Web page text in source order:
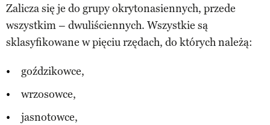
Zalicza się je do grupy okrytonasiennych, przede
wszystkim – dwuliściennych. Wszystkie są
sklasyfikowane w pięciu rzędach, do których należą:
goździkowce,
wrzosowce,
jasnotowce,